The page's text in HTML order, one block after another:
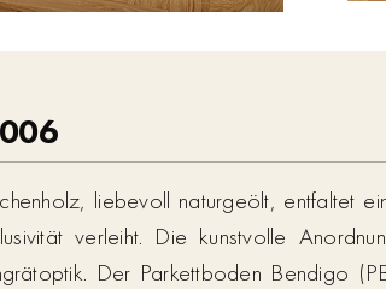
liebevoll naturgeölt, entfaltet
verleiht. Die kunstvolle
Der Parkettboden Bendigo